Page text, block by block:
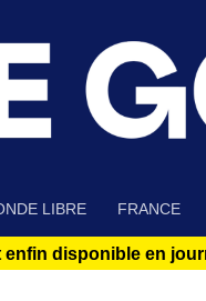
LIBRE FRANCE
enfin disponible en